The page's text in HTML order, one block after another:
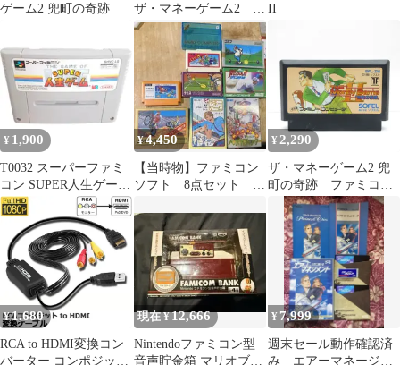
ゲーム2 兜町の奇跡
ザ・マネーゲーム2 箱
説有
II
¥ 1,900
T0032 スーパーファミ
コン SUPER人生ゲーム
カセット 株式会社タカ
ラ
¥4,450
【当時物】ファミコン
ソフト 8点セット ソ
き おまけ取説付
¥ 2,290
ザ・マネーゲーム2 兜
町の奇跡 ファミコン
動作確認済み FC
¥1,680
RCA to HDMI変換コン
バーター コンポジット
現在 ¥12,666
Nintendoファミコン型
音声貯金箱 マリオブラ
¥ 7,999
週末セール動作確認済
み エアーマネージメ